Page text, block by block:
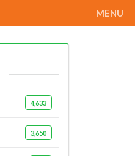
MENU
4,633
3,650